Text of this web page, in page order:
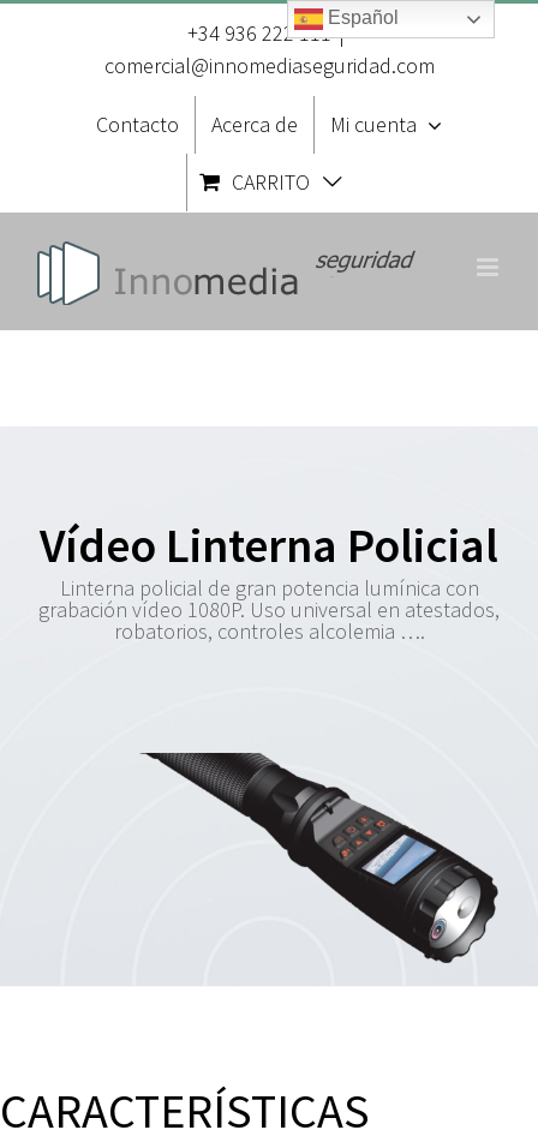
Saltar
+34 936 222 111 |
comercial@innomediaseguridad.com
Contacto Acerca de Mi cuenta
CARRITO
Vídeo Linterna Policial
Linterna policial de gran potencia lumínica con
grabación vídeo 1080P. Uso universal en atestados,
robatorios, controles alcolemia ….
CARACTERÍSTICAS
Español